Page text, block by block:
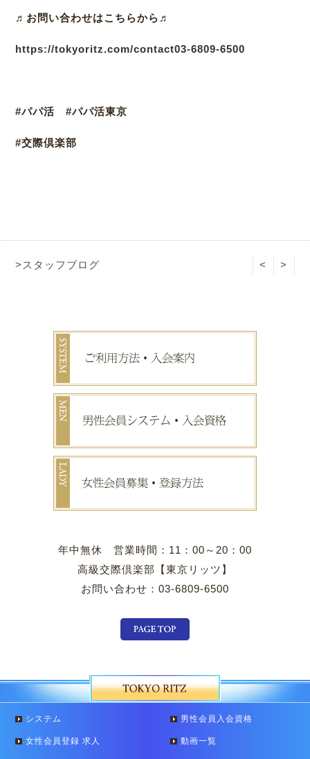
♬ お問い合わせはこちらから♬
https://tokyoritz.com/contact03-6809-6500
#パパ活 #パパ活東京
#交際倶楽部
>スタッフブログ < >
年中無休 営業時間：11：00～20：00
高級交際倶楽部【東京リッツ】
お問い合わせ：03-6809-6500
システム 男性会員入会資格
女性会員登録 求人 動画一覧